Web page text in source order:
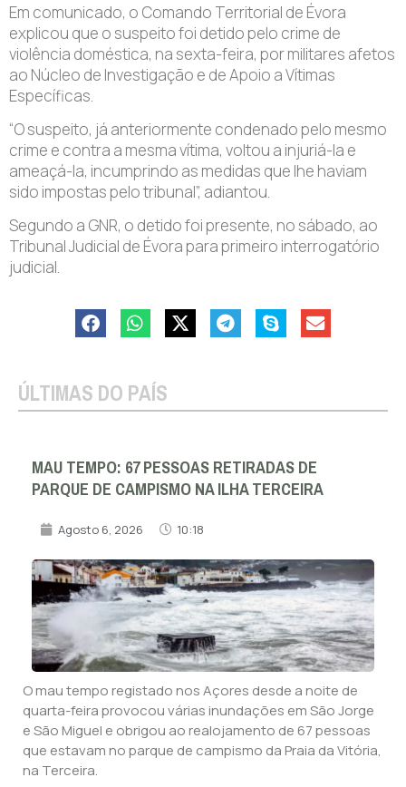
Em comunicado, o Comando Territorial de Évora
explicou que o suspeito foi detido pelo crime de
violência doméstica, na sexta-feira, por militares afetos
ao Núcleo de Investigação e de Apoio a Vítimas
Específicas.
“O suspeito, já anteriormente condenado pelo mesmo
crime e contra a mesma vítima, voltou a injuriá-la e
ameaçá-la, incumprindo as medidas que lhe haviam
sido impostas pelo tribunal”, adiantou.
Segundo a GNR, o detido foi presente, no sábado, ao
Tribunal Judicial de Évora para primeiro interrogatório
judicial.
ÚLTIMAS DO PAÍS
MAU TEMPO: 67 PESSOAS RETIRADAS DE
PARQUE DE CAMPISMO NA ILHA TERCEIRA
Agosto 6, 2026 10:18
O mau tempo registado nos Açores desde a noite de
quarta-feira provocou várias inundações em São Jorge
e São Miguel e obrigou ao realojamento de 67 pessoas
que estavam no parque de campismo da Praia da Vitória,
na Terceira.